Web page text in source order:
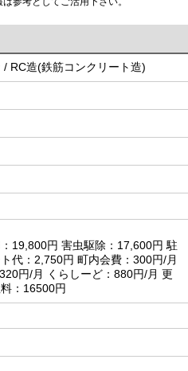
/ RC造(鉄筋コンクリート造)
19,800円 害虫駆除：17,600円 駐
代：2,750円 町内会費：300円/月
円/月 くらしーど：880円/月 更
：16500円